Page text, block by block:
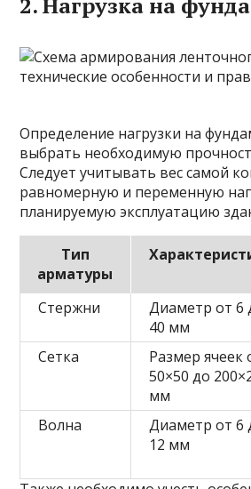
Определение нагрузки на
выбрать необходимую
Следует учитывать вес самой
равномерную и переменную
планируемую эксплуатацию
Тип
арматуры
Стержни
Диаметр от 6
40 мм
Сетка
Размер ячеек
50×50 до
мм
Волна
Диаметр от 6
12 мм